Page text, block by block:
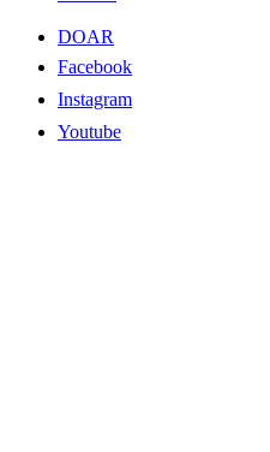
DOAR
Facebook
Instagram
Youtube